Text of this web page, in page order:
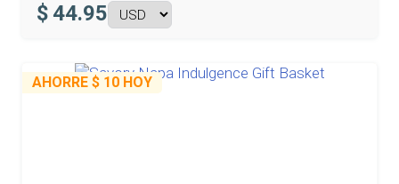
$ 44.95
AHORRE $ 10 HOY